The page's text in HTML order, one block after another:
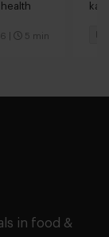
5 min
in food &